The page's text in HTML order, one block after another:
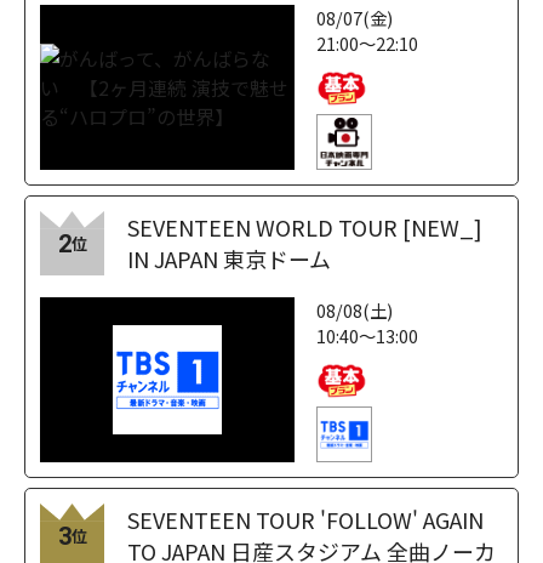
08/07(金)
21:00～22:10
2位
SEVENTEEN WORLD TOUR [NEW_]
IN JAPAN 東京ドーム
08/08(土)
10:40～13:00
3位
SEVENTEEN TOUR 'FOLLOW' AGAIN
TO JAPAN 日産スタジアム 全曲ノーカ